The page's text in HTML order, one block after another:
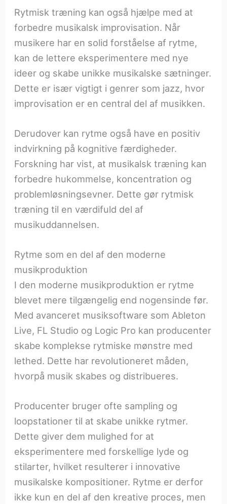
Rytmisk træning kan også hjælpe med at
forbedre musikalsk improvisation. Når
musikere har en solid forståelse af rytme,
kan de lettere eksperimentere med nye
ideer og skabe unikke musikalske sætninger.
Dette er især vigtigt i genrer som jazz, hvor
improvisation er en central del af musikken.
Derudover kan rytme også have en positiv
indvirkning på kognitive færdigheder.
Forskning har vist, at musikalsk træning kan
forbedre hukommelse, koncentration og
problemløsningsevner. Dette gør rytmisk
træning til en værdifuld del af
musikuddannelsen.
Rytme som en del af den moderne
musikproduktion
I den moderne musikproduktion er rytme
blevet mere tilgængelig end nogensinde før.
Med avanceret musiksoftware som Ableton
Live, FL Studio og Logic Pro kan producenter
skabe komplekse rytmiske mønstre med
lethed. Dette har revolutioneret måden,
hvorpå musik skabes og distribueres.
Producenter bruger ofte sampling og
loopstationer til at skabe unikke rytmer.
Dette giver dem mulighed for at
eksperimentere med forskellige lyde og
stilarter, hvilket resulterer i innovative
musikalske kompositioner. Rytme er derfor
ikke kun en del af den kreative proces, men